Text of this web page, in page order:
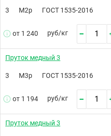
3 М2р ГОСТ 1535-2016
от 1 240 руб/кг
Пруток медный 3
3 М3р ГОСТ 1535-2016
от 1 194 руб/кг
Пруток медный 3